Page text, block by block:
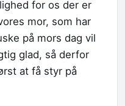
for os der er
mor, som har
på mors dag vil
glad, så derfor
at få styr på